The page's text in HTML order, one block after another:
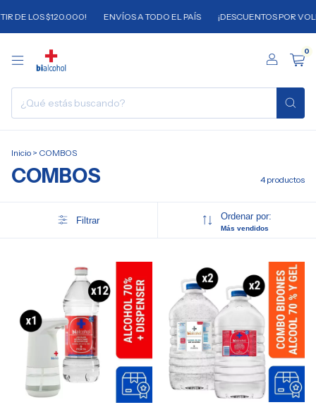
LOS $120.000! ENVÍOS A TODO EL PAÍS ¡DESCUENTOS POR
0
Inicio > COMBOS
COMBOS 4 productos
Filtrar Ordenar por:
Más vendidos